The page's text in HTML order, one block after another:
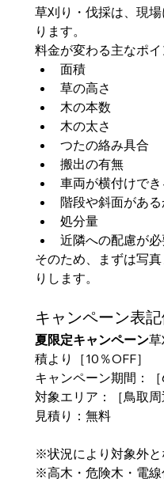
草刈り・伐採は、現
ります。
料金が変わる主なポイ
面積
草の高さ
木の本数
木の太さ
つたの絡み具合
搬出の有無
車両が横付けで
階段や斜面があ
処分量
近隣への配慮が
そのため、まずは写
りします。
キャンペーン表
夏限定キャンペーン
積より［10％OFF］
キャンペーン期間：［
対象エリア：［鳥取周
見積り：無料
※状況により対象外と
※高木・危険木・電